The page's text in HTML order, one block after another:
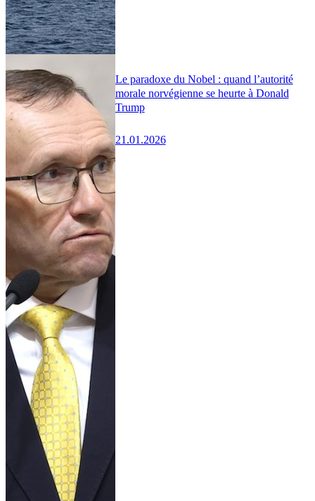
Le paradoxe du Nobel : quand l’autorité
morale norvégienne se heurte à Donald
Trump
21.01.2026